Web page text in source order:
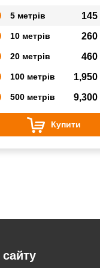
5 метрів 145
10 метрів 260
20 метрів 460
100 метрів 1,950
500 метрів 9,300
Купити